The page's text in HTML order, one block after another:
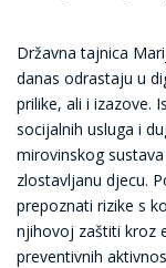
Državna tajnica
danas odrastaju u
prilike, ali i izazove.
socijalnih usluga i
mirovinskog
zlostavljanu djecu.
prepoznati rizike s
njihovoj zaštiti kroz
preventivnih